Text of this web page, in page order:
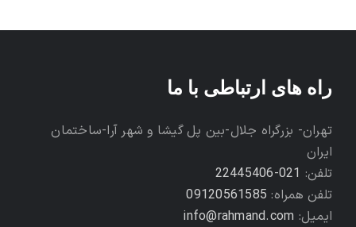
راه های ارتباطی با ما
تهران- بزرگراه جلال-بین پل گیشا و شهر آرا-ساختمان
ایران
تلفن: 021-22445406
تلفن همراه: 09120561585
ایمیل: info@rahmand.com